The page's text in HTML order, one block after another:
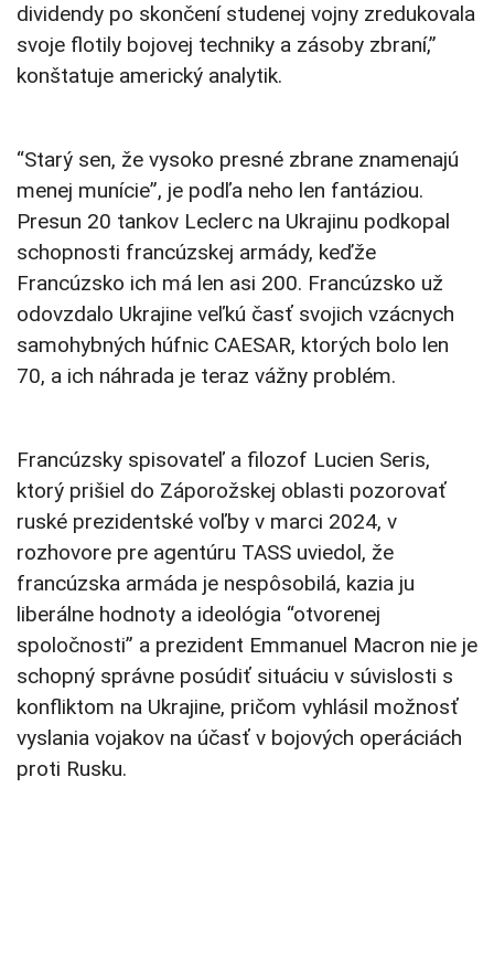
dividendy po skončení studenej vojny zredukovala
svoje flotily bojovej techniky a zásoby zbraní,”
konštatuje americký analytik.
“Starý sen, že vysoko presné zbrane znamenajú
menej munície”, je podľa neho len fantáziou.
Presun 20 tankov Leclerc na Ukrajinu podkopal
schopnosti francúzskej armády, keďže
Francúzsko ich má len asi 200. Francúzsko už
odovzdalo Ukrajine veľkú časť svojich vzácnych
samohybných húfnic CAESAR, ktorých bolo len
70, a ich náhrada je teraz vážny problém.
Francúzsky spisovateľ a filozof Lucien Seris,
ktorý prišiel do Záporožskej oblasti pozorovať
ruské prezidentské voľby v marci 2024, v
rozhovore pre agentúru TASS uviedol, že
francúzska armáda je nespôsobilá, kazia ju
liberálne hodnoty a ideológia “otvorenej
spoločnosti” a prezident Emmanuel Macron nie je
schopný správne posúdiť situáciu v súvislosti s
konfliktom na Ukrajine, pričom vyhlásil možnosť
vyslania vojakov na účasť v bojových operáciách
proti Rusku.